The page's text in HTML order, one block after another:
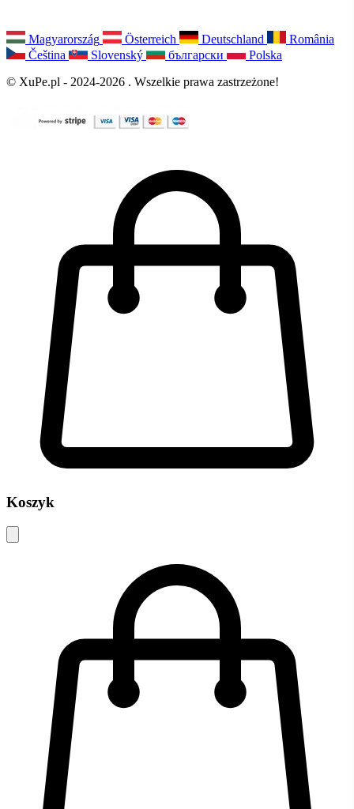
Magyarország Österreich Deutschland
România
Čeština
Slovenský български
Polska
© XuPe.pl - 2024-2026 . Wszelkie prawa zastrzeżone!
Koszyk